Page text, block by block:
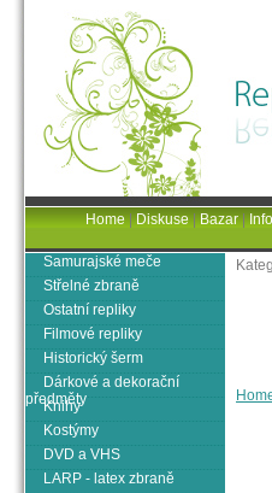
Samurajské meče
Střelné zbraně
Ostatní repliky
Filmové repliky
Historický šerm
Dárkové a dekorační
předměty
Knihy
Kostýmy
DVD a VHS
LARP - latex zbraně
Home|Diskuse|Bazar|